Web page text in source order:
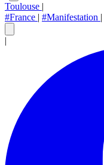
Toulouse |
#France | #Manifestation |
|